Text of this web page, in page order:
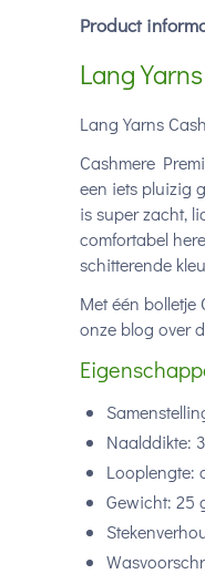
Product
Lang
Lang Yarns
Cashmere
een iets pluizig
is super zacht,
comfortabel
schitterende
Met één bolletje
onze blog over
Naalddikte:
Looplengte:
Gewicht: 25